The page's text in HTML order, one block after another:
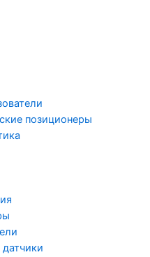
позиционеры